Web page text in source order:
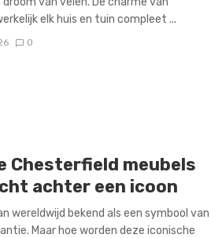
elk huis en tuin compleet ...
0
Chesterfield meubels
achter een icoon
wereldwijd bekend als een symbool van
Maar hoe worden deze iconische